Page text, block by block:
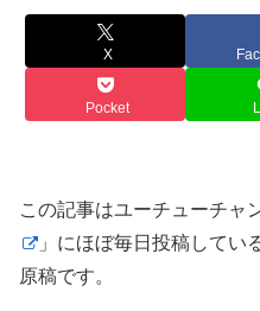
X
Pocket
この記事はユーチューチャ
」にほぼ毎日投稿してい
原稿です。